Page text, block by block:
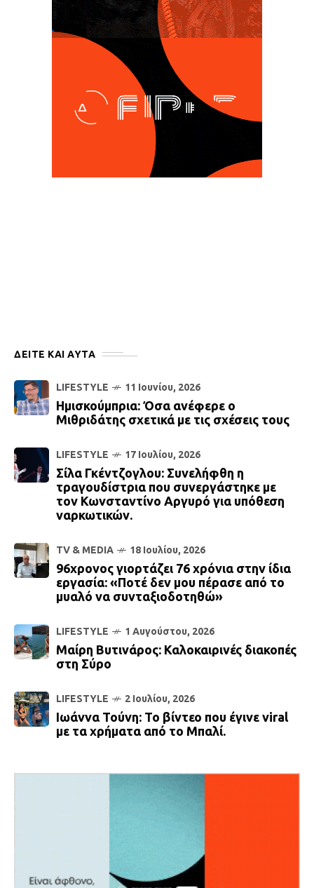
ΔΕΙΤΕ ΚΑΙ ΑΥΤΆ
LIFESTYLE 11 Ιουνίου, 2026
Ημισκούμπρια: Όσα ανέφερε ο
Μιθριδάτης σχετικά με τις σχέσεις τους
LIFESTYLE 17 Ιουλίου, 2026
Σίλα Γκέντζογλου: Συνελήφθη η
τραγουδίστρια που συνεργάστηκε με
τον Κωνσταντίνο Αργυρό για υπόθεση
ναρκωτικών.
TV & MEDIA 18 Ιουλίου, 2026
96χρονος γιορτάζει 76 χρόνια στην ίδια
εργασία: «Ποτέ δεν μου πέρασε από το
μυαλό να συνταξιοδοτηθώ»
LIFESTYLE 1 Αυγούστου, 2026
Μαίρη Βυτινάρος: Καλοκαιρινές διακοπές
στη Σύρο
LIFESTYLE 2 Ιουλίου, 2026
Ιωάννα Τούνη: Το βίντεο που έγινε viral
με τα χρήματα από το Μπαλί.